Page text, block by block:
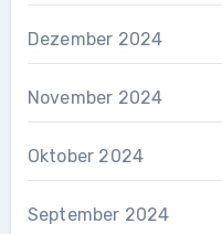
Dezember 2024
November 2024
Oktober 2024
September 2024